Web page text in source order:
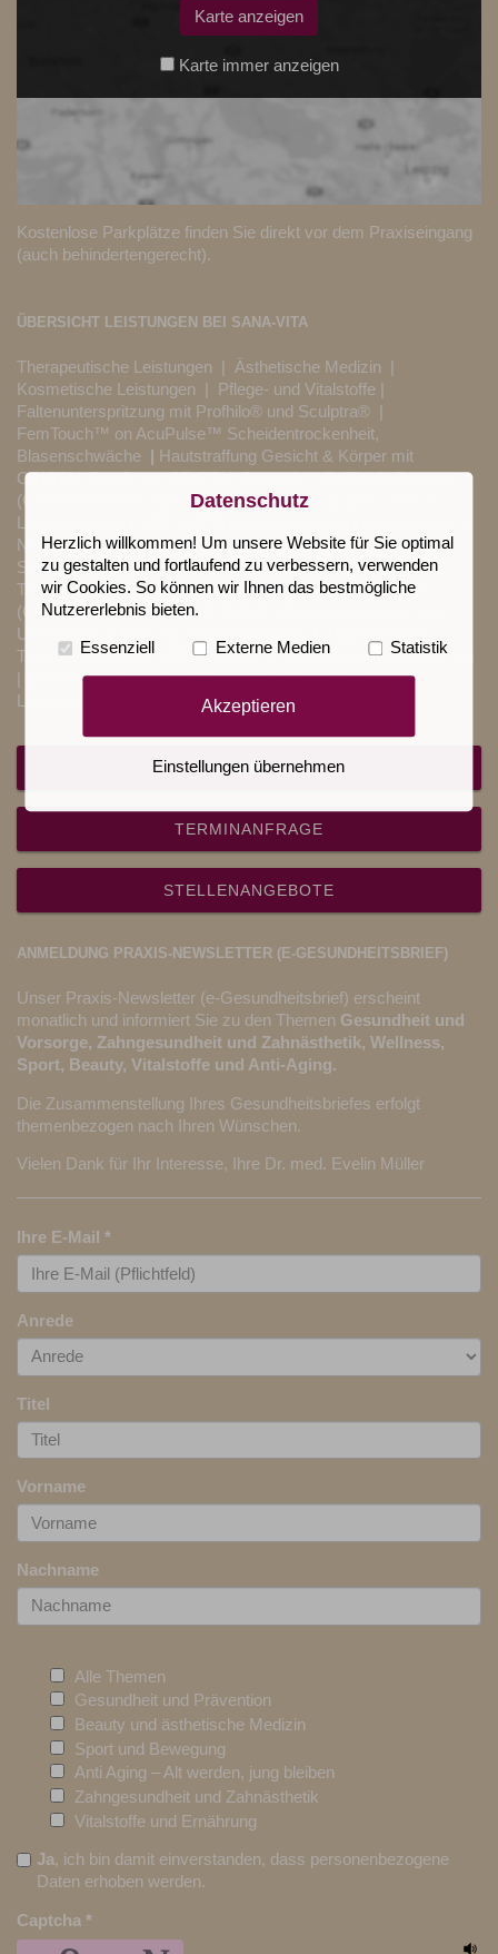
Karte anzeigen
Karte immer anzeigen
Kostenlose Parkplätze finden Sie direkt vor dem Praxiseingang
(auch behindertengerecht).
ÜBERSICHT LEISTUNGEN BEI SANA-VITA
Therapeutische Leistungen Ästhetische Medizin
Kosmetische Leistungen
Pflege- und Vitalstoffe
Faltenunterspritzung mit Profhilo® und Sculptra®
FemTouch™ on AcuPulse™ Scheidentrockenheit,
Blasenschwäche
Hautstraffung Gesicht & Körper mit
CRISTAL Skin® und CRISTAL Shape®| Cellfina®-System
(Cellulite-Behandlung) |Fettabsaugungen (Liposuction)
Lidkorrekturen
Narbenkorrekturen|Ohrenplastiken (abstehende Ohren,
Segelohren)|Sauerstoff-Therapie (intravenös, Maske)|
Tattooentfernung | Enthaarung / Epilation |Kryolipolyse
(Cryolipolyse|Ultherapy® PRIME (Faltenbehandlung mit
Ultraschall)
Therapie (Botox)| VNS-Analyse|Schamlippenverkleinerung
Besenreiser-Verödung| Endolift® minimalinvasive
Laserbehandlung
REZEPT
TERMINANFRAGE
STELLENANGEBOTE
ANMELDUNG PRAXIS-NEWSLETTER (E-GESUNDHEITSBRIEF)
Unser Praxis-Newsletter (e-Gesundheitsbrief) erscheint
monatlich und informiert Sie zu den Themen Gesundheit und
Vorsorge, Zahngesundheit und Zahnästhetik, Wellness,
Sport, Beauty, Vitalstoffe und Anti-Aging.
Die Zusammenstellung Ihres Gesundheitsbriefes erfolgt
themenbezogen nach Ihren Wünschen.
Vielen Dank für Ihr Interesse, Ihre Dr. med. Evelin Müller
Ihre E-Mail *
Anrede
Titel
Vorname
Nachname
Alle Themen
Gesundheit und Prävention
Beauty und ästhetische Medizin
Sport und Bewegung
Anti Aging – Alt werden, jung bleiben
Zahngesundheit und Zahnästhetik
Vitalstoffe und Ernährung
Ja, ich bin damit einverstanden, dass personenbezogene
Daten erhoben werden.
Captcha *
Datenschutz
Herzlich willkommen! Um unsere Website für Sie optimal
zu gestalten und fortlaufend zu verbessern, verwenden
wir Cookies. So können wir Ihnen das bestmögliche
Nutzererlebnis bieten.
Essenziell Externe Medien Statistik
Akzeptieren
Einstellungen übernehmen